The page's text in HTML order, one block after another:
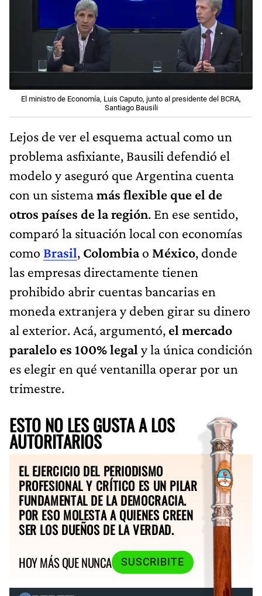
El ministro de Economía, Luis Caputo, junto al presidente del BCRA,
Santiago Bausili
Lejos de ver el esquema actual como un
problema asfixiante, Bausili defendió el
modelo y aseguró que Argentina cuenta
con un sistemamás flexible que el de
otros países de la región. En ese sentido,
comparó la situación local con economías
como Brasil, Colombiao México, donde
las empresas directamente tienen
prohibido abrir cuentas bancarias en
moneda extranjera y deben girar su dinero
al exterior. Acá, argumentó, el mercado
paralelo es 100% legal y la única condición
es elegir en qué ventanilla operar por un
trimestre.
ESTO NO LES GUSTA A LOS
AUTORITARIOS
EL EJERCICIO DEL PERIODISMO
PROFESIONAL Y CRÍTICO ES UN PILAR
FUNDAMENTAL DE LA DEMOCRACIA.
POR ESO MOLESTA A QUIENES CREEN
SER LOS DUEÑOS DE LA VERDAD.
HOY MÁS QUE NUNCA
SUSCRIBITE